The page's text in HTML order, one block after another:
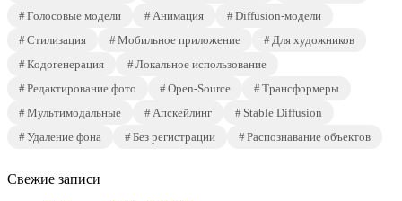
Голосовые модели
Анимация
Diffusion-модели
Стилизация
Мобильное приложение
Для художников
Кодогенерация
Локальное использование
Редактирование фото
Open-Source
Трансформеры
Мультимодальные
Апскейлинг
Stable Diffusion
Удаление фона
Без регистрации Распознавание объектов
Свежие записи